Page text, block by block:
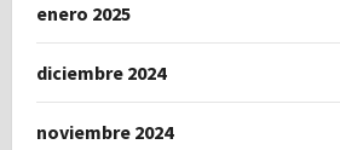
enero 2025
diciembre 2024
noviembre 2024